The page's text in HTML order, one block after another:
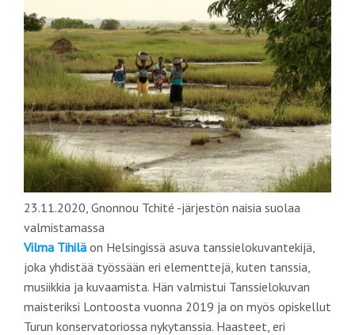
23.11.2020, Gnonnou Tchité -järjestön naisia suolaa
valmistamassa
Vilma Tihilä on Helsingissä asuva tanssielokuvantekijä,
joka yhdistää työssään eri elementtejä, kuten tanssia,
musiikkia ja kuvaamista. Hän valmistui Tanssielokuvan
maisteriksi Lontoosta vuonna 2019 ja on myös opiskellut
Turun konservatoriossa nykytanssia. Haasteet, eri